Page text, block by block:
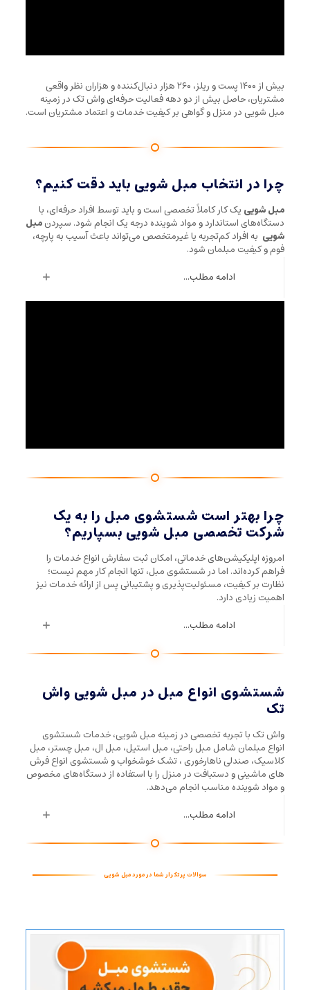
بیش از ۱۴۰۰ پست و ریلز، ۲۶۰ هزار دنبال‌کننده و هزاران نظر واقعی
مشتریان، حاصل بیش از دو دهه فعالیت حرفه‌ای واش تک در زمینه
مبل شویی در منزل و گواهی بر کیفیت خدمات و اعتماد مشتریان است.
چرا در انتخاب مبل شویی باید دقت کنیم؟
مبل شویی یک کار کاملاً تخصصی است و باید توسط افراد حرفه‌ای، با
دستگاه‌های استاندارد و مواد شوینده درجه یک انجام شود. سپردنمبل
شویی به افراد کم‌تجربه یا غیرمتخصص می‌تواند باعث آسیب به پارچه،
فوم و کیفیت مبلمان شود.
ادامه مطلب...
چرا بهتر است شستشوی مبل را به یک
شرکت تخصصی مبل شویی بسپاریم؟
امروزه اپلیکیشن‌های خدماتی، امکان ثبت سفارش انواع خدمات را
فراهم کرده‌اند. اما در شستشوی مبل، تنها انجام کار مهم نیست؛
نظارت بر کیفیت، مسئولیت‌پذیری و پشتیبانی پس از ارائه خدمات نیز
اهمیت زیادی دارد.
ادامه مطلب...
شستشوی انواع مبل در مبل شویی واش
تک
واش تک با تجربه تخصصی در زمینه مبل شویی، خدمات شستشوی
انواع مبلمان شامل مبل راحتی، مبل استیل، مبل ال، مبل چستر، مبل
کلاسیک، صندلی ناهارخوری ، تشک خوشخواب و شستشوی انواع فرش
های ماشینی و دستبافت در منزل را با استفاده از دستگاه‌های مخصوص
و مواد شوینده مناسب انجام می‌دهد.
ادامه مطلب...
سوالات پرتکرار شما در مورد مبل شویی